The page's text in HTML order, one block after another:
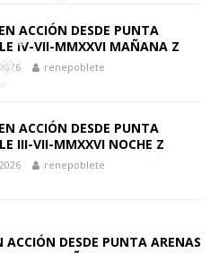
❅
❅
❅
❅
❅
ACCIÓN DESDE PUNTA
IV-VII-MMXXVI MAÑANA Z
renepoblete
ACCIÓN DESDE PUNTA
III-VII-MMXXVI NOCHE Z
renepoblete
ACCIÓN DESDE PUNTA ARENAS